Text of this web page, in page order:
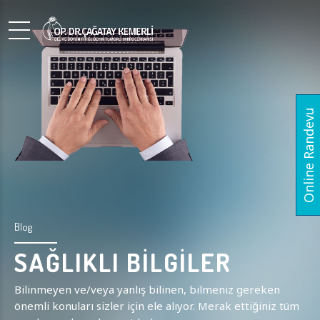
Blog
SAĞLIKLI BİLGİLER
Bilinmeyen ve/veya yanlış bilinen, bilmeniz gereken
önemli konuları sizler için ele alıyor. Merak ettiğiniz tüm
Online Randevu